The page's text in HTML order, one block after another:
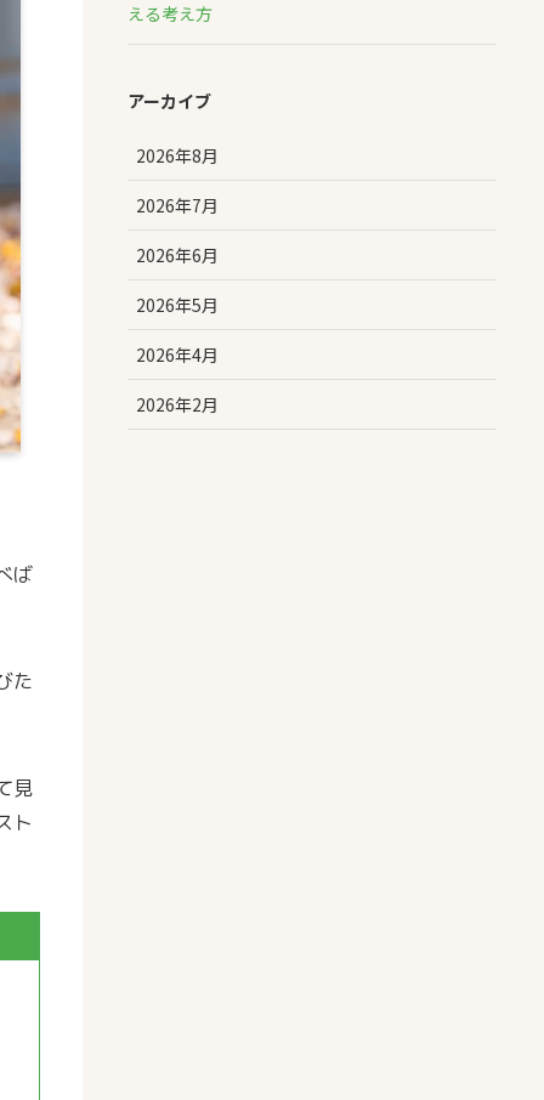
ば
た
見
ト
える考え方
アーカイブ
2026年8月
2026年7月
2026年6月
2026年5月
2026年4月
2026年2月